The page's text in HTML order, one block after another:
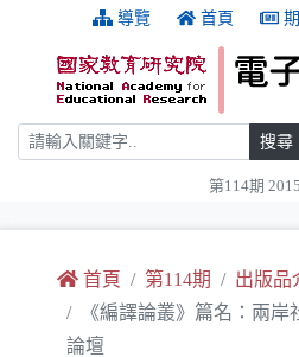
跳到主要內容 導覽 首頁
搜尋 搜尋
第114期
首頁 第114期
出版品
《編譯論叢》篇名：兩
論壇